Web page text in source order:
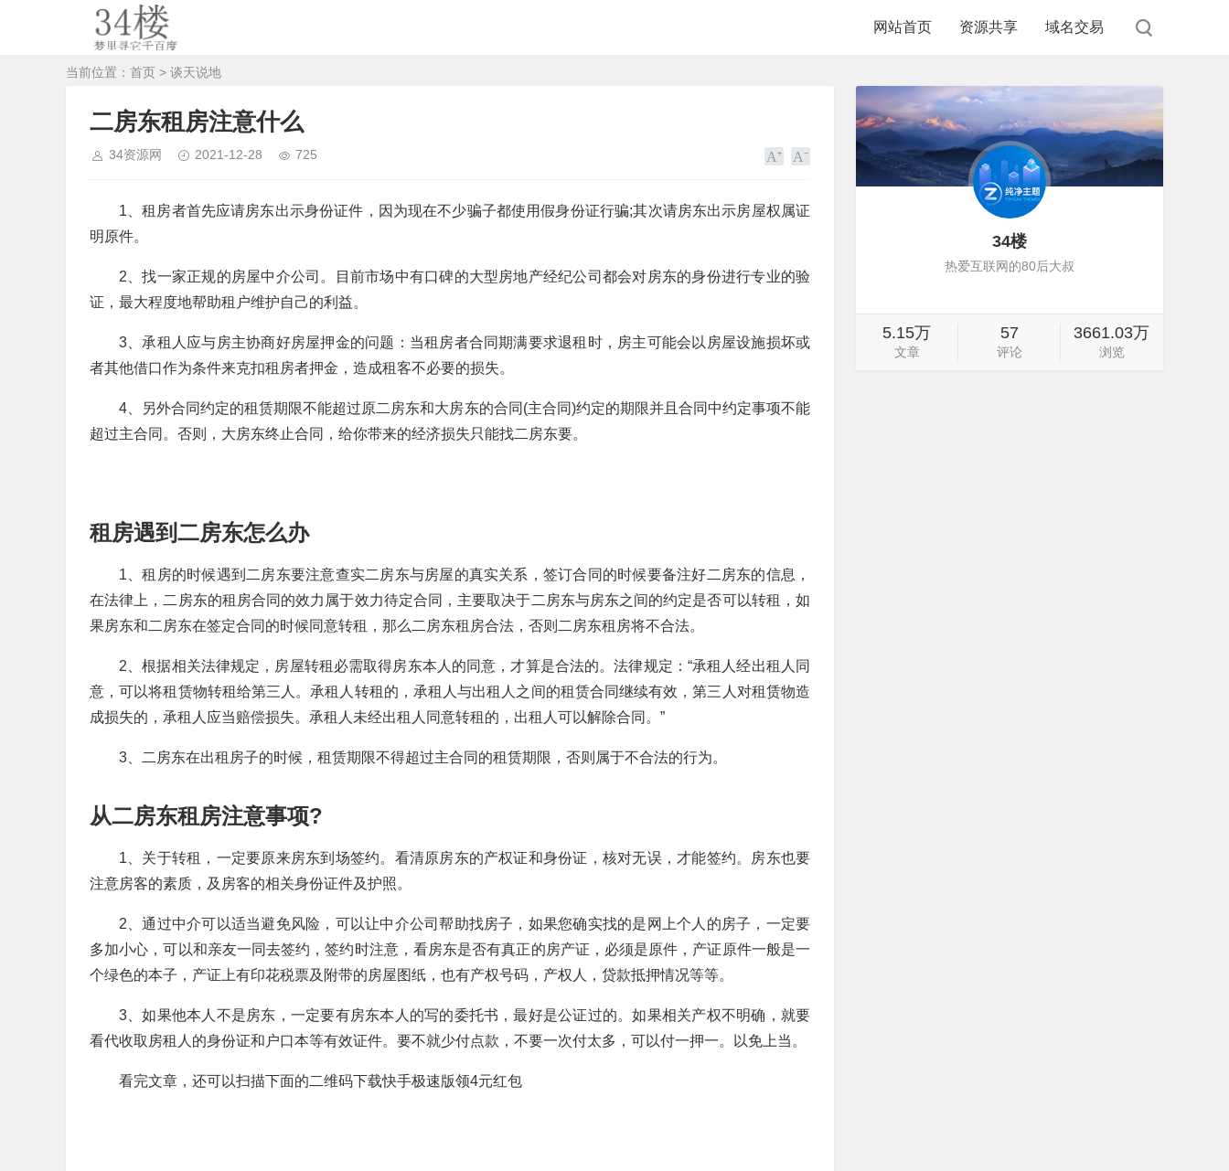
网站首页 资源共享 域名交易
当前位置： 首页 > 谈天说地
二房东租房注意什么
34资源网 2021-12-28 725
1、租房者首先应请房东出示身份证件，因为现在不少骗子都使用假身份证行骗;其次请房东出示房屋权属证
明原件。
2、找一家正规的房屋中介公司。目前市场中有口碑的大型房地产经纪公司都会对房东的身份进行专业的验
证，最大程度地帮助租户维护自己的利益。
3、承租人应与房主协商好房屋押金的问题：当租房者合同期满要求退租时，房主可能会以房屋设施损坏或
者其他借口作为条件来克扣租房者押金，造成租客不必要的损失。
4、另外合同约定的租赁期限不能超过原二房东和大房东的合同(主合同)约定的期限并且合同中约定事项不能
超过主合同。否则，大房东终止合同，给你带来的经济损失只能找二房东要。
租房遇到二房东怎么办
1、租房的时候遇到二房东要注意查实二房东与房屋的真实关系，签订合同的时候要备注好二房东的信息，
在法律上，二房东的租房合同的效力属于效力待定合同，主要取决于二房东与房东之间的约定是否可以转租，如
果房东和二房东在签定合同的时候同意转租，那么二房东租房合法，否则二房东租房将不合法。
2、根据相关法律规定，房屋转租必需取得房东本人的同意，才算是合法的。法律规定：“承租人经出租人同
意，可以将租赁物转租给第三人。承租人转租的，承租人与出租人之间的租赁合同继续有效，第三人对租赁物造
成损失的，承租人应当赔偿损失。承租人未经出租人同意转租的，出租人可以解除合同。”
3、二房东在出租房子的时候，租赁期限不得超过主合同的租赁期限，否则属于不合法的行为。
从二房东租房注意事项?
1、关于转租，一定要原来房东到场签约。看清原房东的产权证和身份证，核对无误，才能签约。房东也要
注意房客的素质，及房客的相关身份证件及护照。
2、通过中介可以适当避免风险，可以让中介公司帮助找房子，如果您确实找的是网上个人的房子，一定要
多加小心，可以和亲友一同去签约，签约时注意，看房东是否有真正的房产证，必须是原件，产证原件一般是一
个绿色的本子，产证上有印花税票及附带的房屋图纸，也有产权号码，产权人，贷款抵押情况等等。
3、如果他本人不是房东，一定要有房东本人的写的委托书，最好是公证过的。如果相关产权不明确，就要
看代收取房租人的身份证和户口本等有效证件。要不就少付点款，不要一次付太多，可以付一押一。以免上当。
看完文章，还可以扫描下面的二维码下载快手极速版领4元红包
34楼
热爱互联网的80后大叔
5.15万
文章
57
评论
3661.03万
浏览